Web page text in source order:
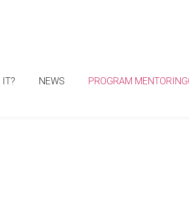
IT? NEWS PROGRAM